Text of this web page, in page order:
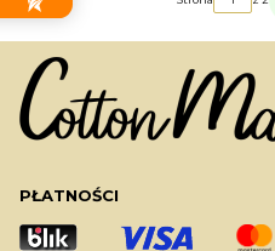
PŁATNOŚCI